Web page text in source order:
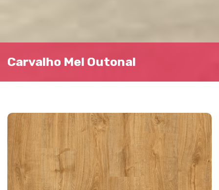
Carvalho Mel Outonal